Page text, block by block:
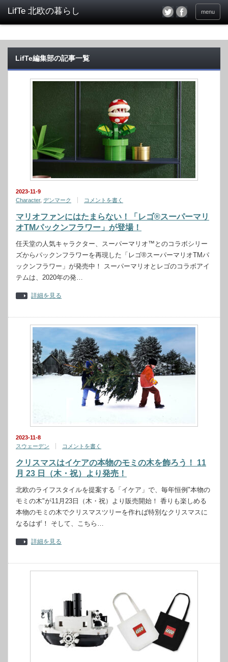
menu
LifTe編集部の記事一覧
2023-11-9
Character, デンマーク コメントを書く
マリオファンにはたまらない！「レゴ®スーパーマリ
オTMパックンフラワー」が登場！
任天堂の人気キャラクター、スーパーマリオ™とのコラボシリー
ズからパックンフラワーを再現した「レゴ®スーパーマリオTMパ
ックンフラワー」が発売中！ スーパーマリオとレゴのコラボアイ
テムは、2020年の発…
詳細を見る
2023-11-8
スウェーデン
コメントを書く
クリスマスはイケアの本物のモミの木を飾ろう！ 11
月 23 日（木・祝）より発売！
北欧のライフスタイルを提案する「イケア」で、毎年恒例"本物の
モミの木"が11月23日（木・祝）より販売開始！ 香りも楽しめる
本物のモミの木でクリスマスツリーを作れば特別なクリスマスに
なるはず！ そして、こちら…
詳細を見る